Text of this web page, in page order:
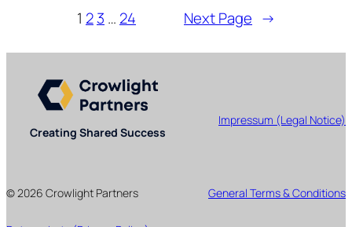
1 23 … 24 Next Page →
Creating Shared Success
Impressum (Legal Notice)
© 2026 Crowlight Partners General Terms & Conditions